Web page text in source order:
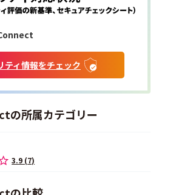
ティ情報をチェック
の所属カテゴリー
3.9 (7)